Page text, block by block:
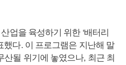
업을 육성하기 위한 ‘배터리
했다. 이 프로그램은 지난해 말
산될 위기에 놓였으나, 최근 최